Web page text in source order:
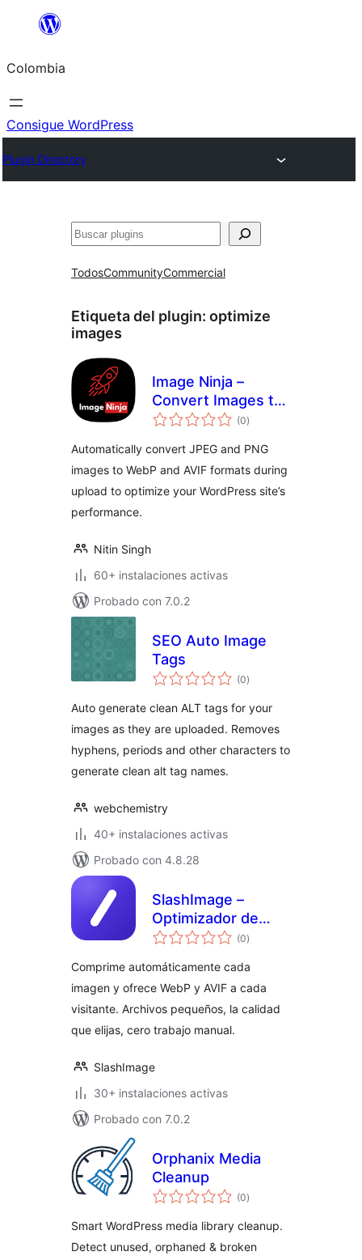
Saltar
contenido
Colombia
Consigue WordPress
Plugin Directory
Buscar
TodosCommunityCommercial
Etiqueta del plugin: optimize
images
Image Ninja –
Convert Images to
WebP & AVIF on
(0total
de
)
Automatically convert JPEG and PNG
images to WebP and AVIF formats during
upload to optimize your WordPress site’s
performance.
Nitin Singh
60+ instalaciones activas
Probado con 7.0.2
SEO Auto Image
Tags
(0total
de
)
Auto generate clean ALT tags for your
images as they are uploaded. Removes
hyphens, periods and other characters to
generate clean alt tag names.
webchemistry
40+ instalaciones activas
Probado con 4.8.28
SlashImage –
Optimizador de
imágenes:
imágenes,
convierte WebP y
AVIF
(0total
de
)
Comprime automáticamente cada
imagen y ofrece WebP y AVIF a cada
visitante. Archivos pequeños, la calidad
que elijas, cero trabajo manual.
SlashImage
30+ instalaciones activas
Probado con 7.0.2
Orphanix Media
Cleanup
(0total
de
)
Smart WordPress media library cleanup.
Detect unused, orphaned & broken